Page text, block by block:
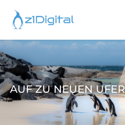
AUF ZU NEUEN